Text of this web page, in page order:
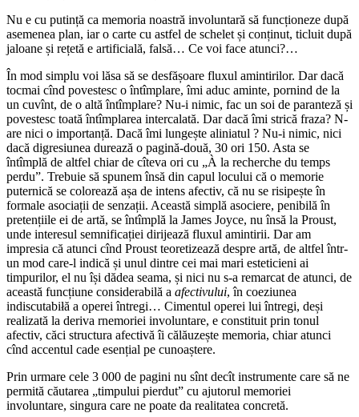
Nu e cu putință ca memoria noastră involuntară să funcționeze după
asemenea plan, iar o carte cu astfel de schelet și conținut, ticluit după
jaloane și rețetă e artificială, falsă… Ce voi face atunci?…
În mod simplu voi lăsa să se desfășoare fluxul amintirilor. Dar dacă
tocmai cînd povestesc o întîmplare, îmi aduc aminte, pornind de la
un cuvînt, de o altă întîmplare? Nu-i nimic, fac un soi de paranteză și
povestesc toată întîmplarea intercalată. Dar dacă îmi strică fraza? N-
are nici o importanță. Dacă îmi lungește aliniatul ? Nu-i nimic, nici
dacă digresiunea durează o pagină-două, 30 ori 150. Asta se
întîmplă de altfel chiar de cîteva ori cu „À la recherche du temps
perdu”. Trebuie să spunem însă din capul locului că o memorie
puternică se colorează așa de intens afectiv, că nu se risipește în
formale asociații de senzații. Această simplă asociere, penibilă în
pretențiile ei de artă, se întîmplă la James Joyce, nu însă la Proust,
unde interesul semnificației dirijează fluxul amintirii. Dar am
impresia că atunci cînd Proust teoretizează despre artă, de altfel într-
un mod care-l indică și unul dintre cei mai mari esteticieni ai
timpurilor, el nu își dădea seama, și nici nu s-a remarcat de atunci, de
această funcțiune considerabilă a afectivului, în coeziunea
indiscutabiłă a operei întregi… Cimentul operei lui întregi, deși
realizată la deriva rnemoriei involuntare, e constituit prin tonul
afectiv, căci structura afectivă îi călăuzește memoria, chiar atunci
cînd accentul cade esențial pe cunoaștere.
Prin urmare cele 3 000 de pagini nu sînt decît instrumente care să ne
permită căutarea „timpului pierdut” cu ajutorul memoriei
involuntare, singura care ne poate da realitatea concretă.